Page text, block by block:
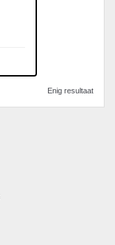
Enig resultaat